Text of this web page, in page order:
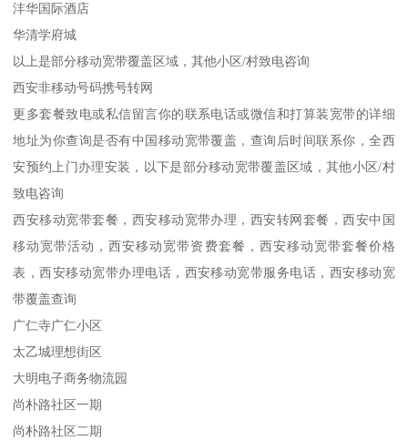
沣华国际酒店
华清学府城
以上是部分移动宽带覆盖区域，其他小区/村致电咨询
西安非移动号码携号转网
更多套餐致电或私信留言你的联系电话或微信和打算装宽带的详细
地址为你查询是否有中国移动宽带覆盖，查询后时间联系你，全西
安预约上门办理安装，以下是部分移动宽带覆盖区域，其他小区/村
致电咨询
西安移动宽带套餐，西安移动宽带办理，西安转网套餐，西安中国
移动宽带活动，西安移动宽带资费套餐，西安移动宽带套餐价格
表，西安移动宽带办理电话，西安移动宽带服务电话，西安移动宽
带覆盖查询
广仁寺广仁小区
太乙城理想街区
大明电子商务物流园
尚朴路社区一期
尚朴路社区二期